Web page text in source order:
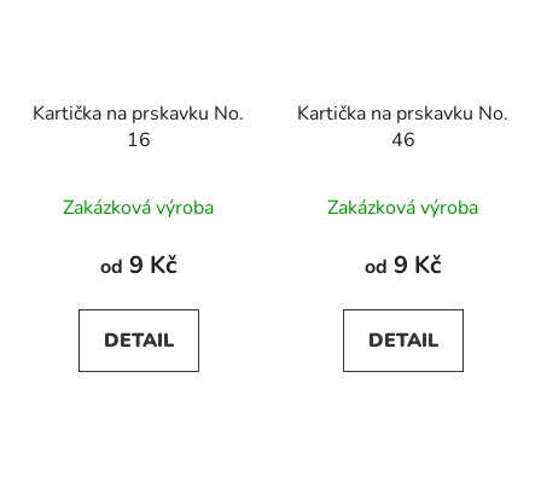
Kartička na prskavku No.
16
Zakázková výroba
od 9 Kč
DETAIL
Kartička na prskavku No.
46
Zakázková výroba
od 9 Kč
DETAIL